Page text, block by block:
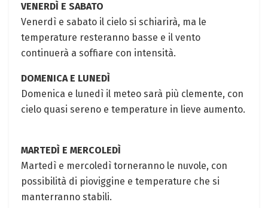
VENERDÌ E SABATO
Venerdì e sabato il cielo si schiarirà, ma le
temperature resteranno basse e il vento
continuerà a soffiare con intensità.
DOMENICA E LUNEDÌ
Domenica e lunedì il meteo sarà più clemente, con
cielo quasi sereno e temperature in lieve aumento.
MARTEDÌ E MERCOLEDÌ
Martedì e mercoledì torneranno le nuvole, con
possibilità di pioviggine e temperature che si
manterranno stabili.